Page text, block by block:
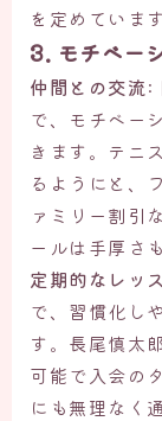
を定めています
3. モチベー
仲間との交流:
で、モチベー
きます。テニ
るようにと、
ァミリー割引
ールは手厚さ
定期的なレッ
で、習慣化し
す。長尾慎太
可能で入会の
にも無理なく